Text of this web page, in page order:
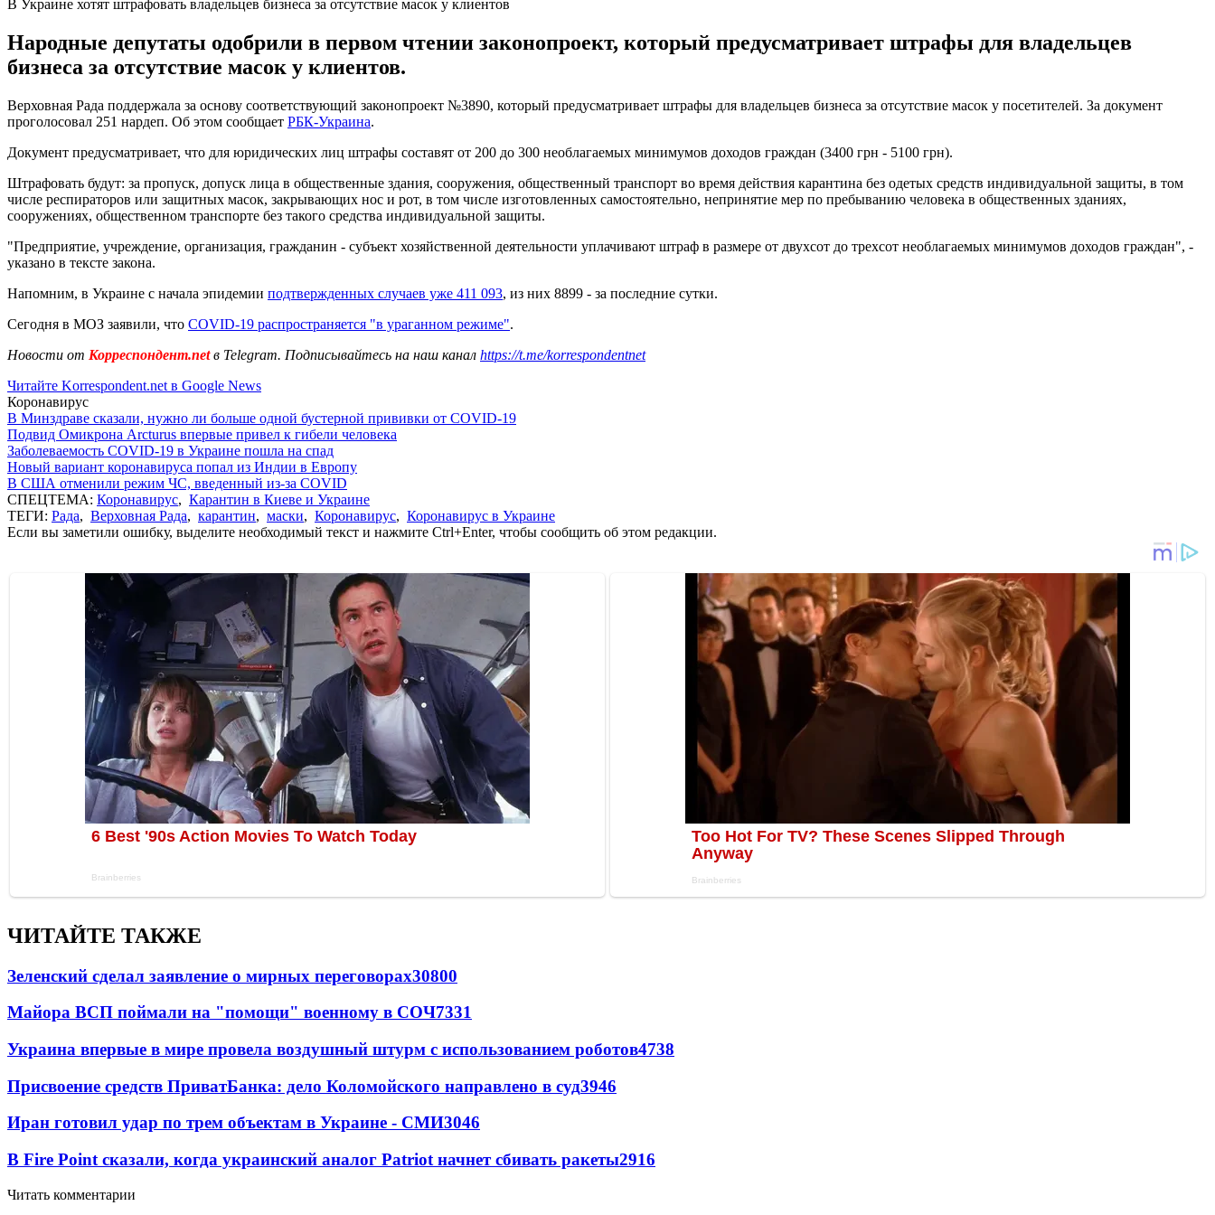
В Украине хотят штрафовать владельцев бизнеса за отсутствие масок у клиентов
Народные депутаты одобрили в первом чтении законопроект, который предусматривает штрафы для владельцев
бизнеса за отсутствие масок у клиентов.
Верховная Рада поддержала за основу соответствующий законопроект №3890, который предусматривает штрафы для владельцев бизнеса за отсутствие масок у посетителей. За документ
проголосовал 251 нардеп. Об этом сообщает РБК-Украина.
Документ предусматривает, что для юридических лиц штрафы составят от 200 до 300 необлагаемых минимумов доходов граждан (3400 грн - 5100 грн).
Штрафовать будут: за пропуск, допуск лица в общественные здания, сооружения, общественный транспорт во время действия карантина без одетых средств индивидуальной защиты, в том
числе респираторов или защитных масок, закрывающих нос и рот, в том числе изготовленных самостоятельно, непринятие мер по пребыванию человека в общественных зданиях,
сооружениях, общественном транспорте без такого средства индивидуальной защиты.
"Предприятие, учреждение, организация, гражданин - субъект хозяйственной деятельности уплачивают штраф в размере от двухсот до трехсот необлагаемых минимумов доходов граждан", -
указано в тексте закона.
Напомним, в Украине с начала эпидемии подтвержденных случаев уже 411 093, из них 8899 - за последние сутки.
Сегодня в МОЗ заявили, что COVID-19 распространяется "в ураганном режиме".
Новости от Корреспондент.netв Telegram. Подписывайтесь на наш канал https://t.me/korrespondentnet
Читайте Korrespondent.net в Google News
Коронавирус
В Минздраве сказали, нужно ли больше одной бустерной прививки от COVID-19
Подвид Омикрона Arcturus впервые привел к гибели человека
Заболеваемость COVID-19 в Украине пошла на спад
Новый вариант коронавируса попал из Индии в Европу
В США отменили режим ЧС, введенный из-за COVID
СПЕЦТЕМА: Коронавирус, Карантин в Киеве и Украине
ТЕГИ: Рада, Верховная Рада, карантин, маски, Коронавирус, Коронавирус в Украине
Если вы заметили ошибку, выделите необходимый текст и нажмите Ctrl+Enter, чтобы сообщить об этом редакции.
ЧИТАЙТЕ ТАКЖЕ
Зеленский сделал заявление о мирных переговорах30800
Майора ВСП поймали на "помощи" военному в СОЧ7331
Украина впервые в мире провела воздушный штурм с использованием роботов4738
Присвоение средств ПриватБанка: дело Коломойского направлено в суд3946
Иран готовил удар по трем объектам в Украине - СМИ3046
В Fire Point сказали, когда украинский аналог Patriot начнет сбивать ракеты2916
Читать комментарии